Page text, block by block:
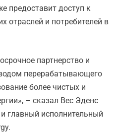
предоставит доступ к
отраслей и потребителей в
партнерство и
перерабатывающего
более чистых и
– сказал Вес Эденс
главный исполнительный